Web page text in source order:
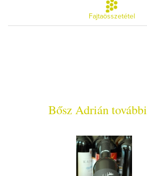
Fajtaösszetétel
Bősz Adrián